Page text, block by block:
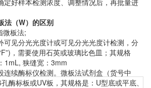
好样本检测浓度、调整情况后，再批量进
法（W）的区别
板法;
见分光光度计或可见分光光度计检测，分
，需要使用石英或玻璃比色皿；其规格
1mL, 狭缝宽：3mm
续酶标仪检测。微板法试剂盒（货号中
酶标板或UV板，其规格是：U型底或平底、